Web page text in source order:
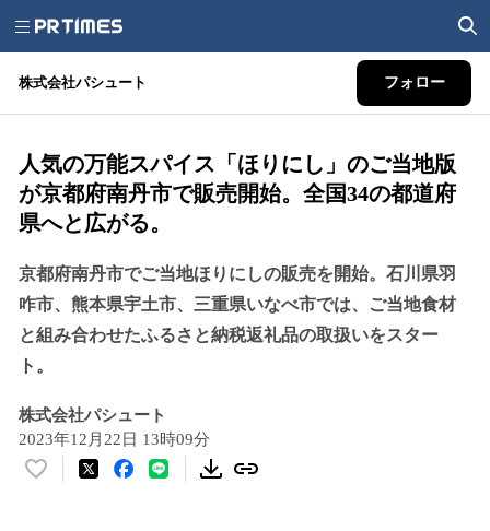
株式会社パシュート フォロー
人気の万能スパイス「ほりにし」のご当地版
が京都府南丹市で販売開始。全国34の都道府
県へと広がる。
京都府南丹市でご当地ほりにしの販売を開始。石川県羽
咋市、熊本県宇土市、三重県いなべ市では、ご当地食材
と組み合わせたふるさと納税返礼品の取扱いをスター
ト。
株式会社パシュート
2023年12月22日 13時09分
い